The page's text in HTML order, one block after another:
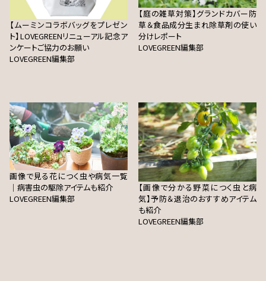
【ムーミンコラボバッグをプレゼン
ト】LOVEGREENリニューアル記念ア
ンケートご協力のお願い
LOVEGREEN編集部
【庭の雑草対策】グランドカバー防
草＆食品成分生まれ除草剤の使い
分けレポート
LOVEGREEN編集部
画像で見る花につく虫や病気一覧
｜病害虫の駆除アイテムも紹介
LOVEGREEN編集部
【画像で分かる野菜につく虫と病
気】予防＆退治のおすすめアイテム
も紹介
LOVEGREEN編集部